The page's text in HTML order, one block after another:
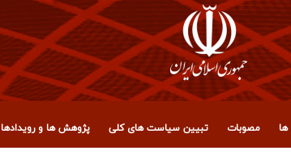
مصوبات تبیین سیاست های کلی پژوهش ها و رویدادها